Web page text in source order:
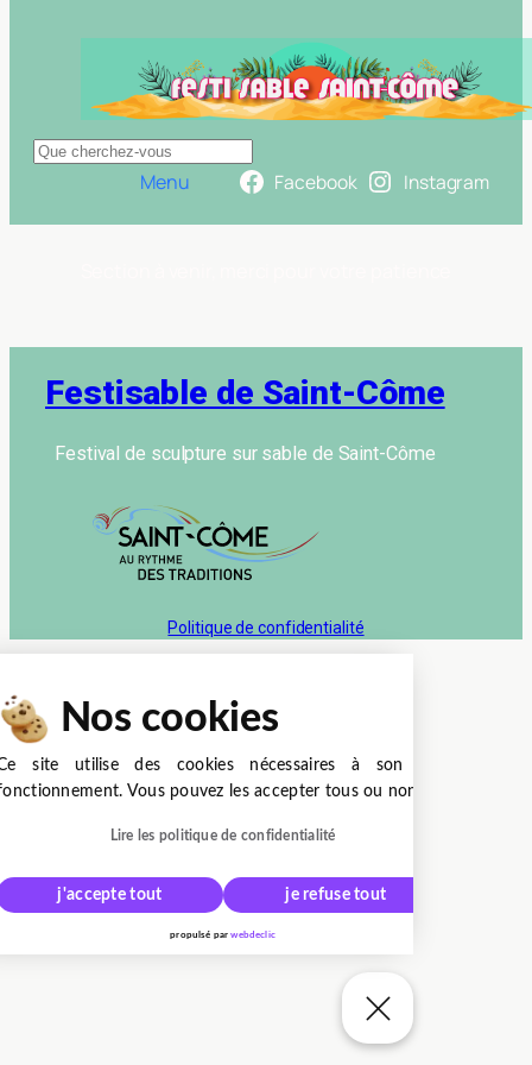
Menu
Facebook Instagram
Festisable de Saint-Côme
Festival de sculpture sur sable de Saint-Côme
Politique de confidentialité
Nos cookies
site utilise des cookies nécessaires à son bon
Vous pouvez les accepter tous ou non.
Lire les politique de confidentialité
j'accepte tout je refuse tout
propulsé par webdeclic